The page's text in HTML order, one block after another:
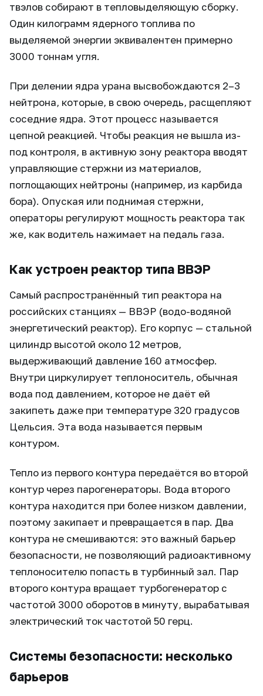
твэлов собирают в тепловыделяющую сборку.
Один килограмм ядерного топлива по
выделяемой энергии эквивалентен примерно
3000 тоннам угля.
При делении ядра урана высвобождаются 2–3
нейтрона, которые, в свою очередь, расщепляют
соседние ядра. Этот процесс называется
цепной реакцией. Чтобы реакция не вышла из-
под контроля, в активную зону реактора вводят
управляющие стержни из материалов,
поглощающих нейтроны (например, из карбида
бора). Опуская или поднимая стержни,
операторы регулируют мощность реактора так
же, как водитель нажимает на педаль газа.
Как устроен реактор типа ВВЭР
Самый распространённый тип реактора на
российских станциях — ВВЭР (водо-водяной
энергетический реактор). Его корпус — стальной
цилиндр высотой около 12 метров,
выдерживающий давление 160 атмосфер.
Внутри циркулирует теплоноситель, обычная
вода под давлением, которое не даёт ей
закипеть даже при температуре 320 градусов
Цельсия. Эта вода называется первым
контуром.
Тепло из первого контура передаётся во второй
контур через парогенераторы. Вода второго
контура находится при более низком давлении,
поэтому закипает и превращается в пар. Два
контура не смешиваются: это важный барьер
безопасности, не позволяющий радиоактивному
теплоносителю попасть в турбинный зал. Пар
второго контура вращает турбогенератор с
частотой 3000 оборотов в минуту, вырабатывая
электрический ток частотой 50 герц.
Системы безопасности: несколько
барьеров